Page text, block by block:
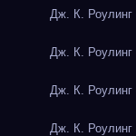
Дж. К. Роулинг
Дж. К. Роулинг
Дж. К. Роулинг
Дж. К. Роулинг